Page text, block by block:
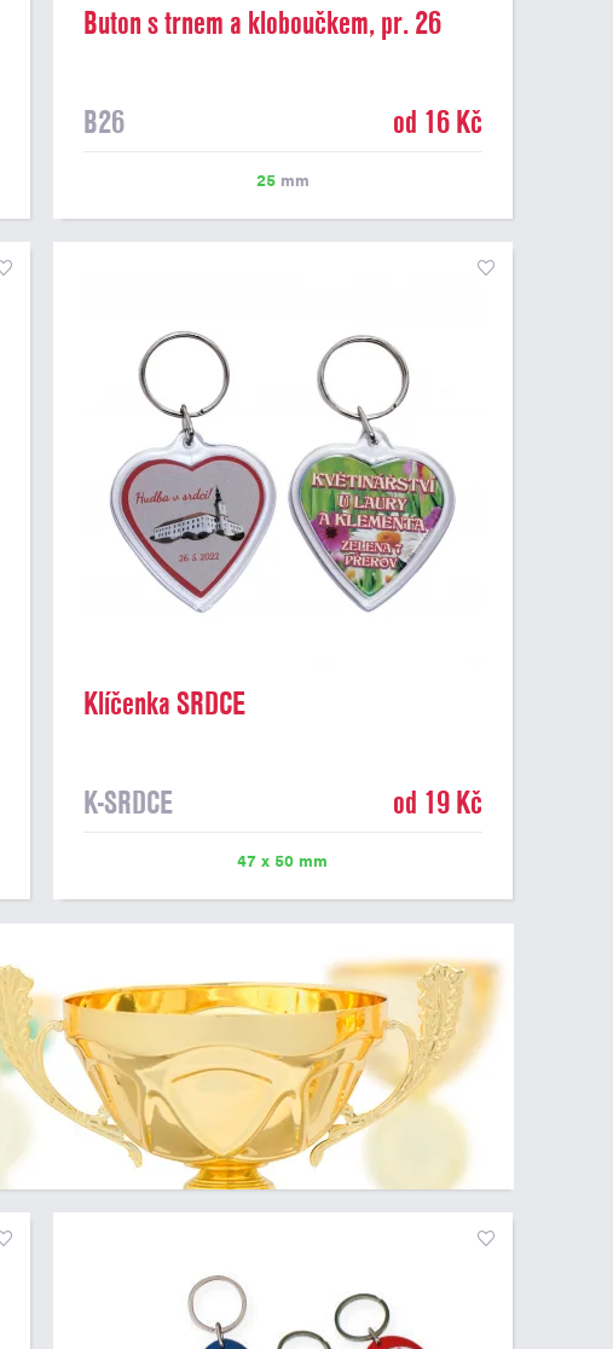
Buton s trnem a kloboučkem, pr. 26
B26
od 16 Kč
25mm
Klíčenka SRDCE
K-SRDCE od 19 Kč
47 x 50 mm